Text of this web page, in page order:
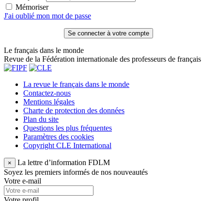
Mémoriser
J'ai oublié mon mot de passe
Le français dans le monde
Revue de la Fédération internationale des professeurs de français
La revue le français dans le monde
Contactez-nous
Mentions légales
Charte de protection des données
Plan du site
Questions les plus fréquentes
Paramètres des cookies
Copyright CLE International
×
La lettre d’information FDLM
Soyez les premiers informés de nos nouveautés
Votre e-mail